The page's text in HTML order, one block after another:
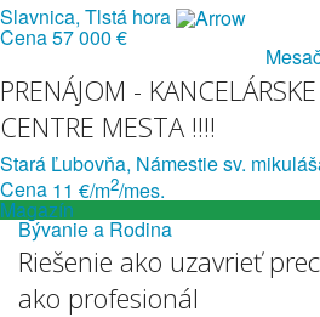
Slavnica, Tlstá hora
Cena57 000 €
PRENÁJOM -
CENTRE MESTA !!!!
Stará Ľubovňa, Námestie sv.
Cena 11 €/m2/mes.
Magazín
Bývanie a Rodina
Riešenie ako uzavrieť
ako profesionál